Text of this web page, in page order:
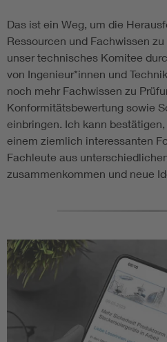
Das ist ein Weg, um die
Ressourcen und Fachwissen
unser technisches Komitee
von Ingenieur*innen und
noch mehr Fachwissen zu
Konformitätsbewertung sowie
einbringen. Ich kann
einem ziemlich interessanten
Fachleute aus
zusammenkommen und neue